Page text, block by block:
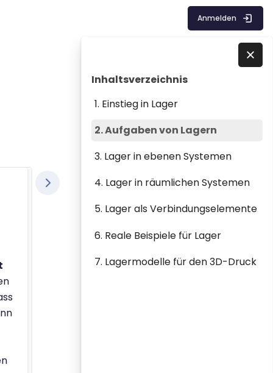
Blöcke
Inhaltsverzeichnis überspringen
Inhaltsverzeichnis
1. Einstieg in Lager
2. Aufgaben von Lagern
3. Lager in ebenen Systemen
4. Lager in räumlichen Systemen
5. Lager als Verbindungselemente
6. Reale Beispiele für Lager
7. Lagermodelle für den 3D-Druck
Direkt zu - Schließen
Anmelden